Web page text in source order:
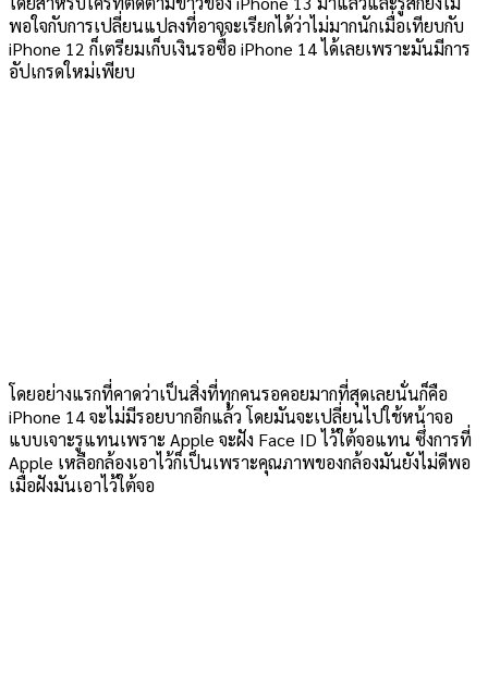
พอใจกับการเปลี่ยนแปลงที่อาจจะเรียกได้ว่าไม่มากนักเมื่อเทียบกับ
iPhone 12 ก็เตรียมเก็บเงินรอซื้อ iPhone 14 ได้เลยเพราะมันมีการ
อัปเกรดใหม่เพียบ
โดยอย่างแรกที่คาดว่าเป็นสิ่งที่ทุกคนรอคอยมากที่สุดเลยนั่นก็คือ
iPhone 14 จะไม่มีรอยบากอีกแล้ว โดยมันจะเปลี่ยนไปใช้หน้าจอ
แบบเจาะรูแทนเพราะ Apple จะฝัง Face ID ไว้ใต้จอแทน ซึ่งการที่
Apple เหลือกล้องเอาไว้ก็เป็นเพราะคุณภาพของกล้องมันยังไม่ดีพอ
เมื่อฝังมันเอาไว้ใต้จอ